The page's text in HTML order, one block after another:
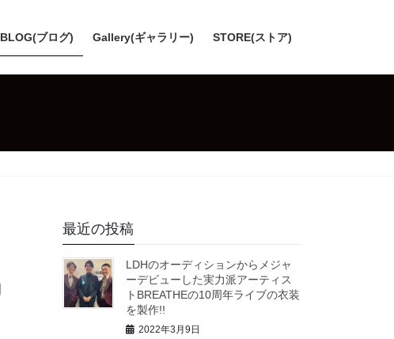
BLOG(ブログ) Gallery(ギャラリー) STORE(ストア)
最近の投稿
LDHのオーディションからメジャ
ーデビューした実力派アーティス
トBREATHEの10周年ライブの衣装
を製作!!
2022年3月9日